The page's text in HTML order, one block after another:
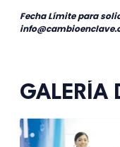
Fecha Límite para
GALERÍA